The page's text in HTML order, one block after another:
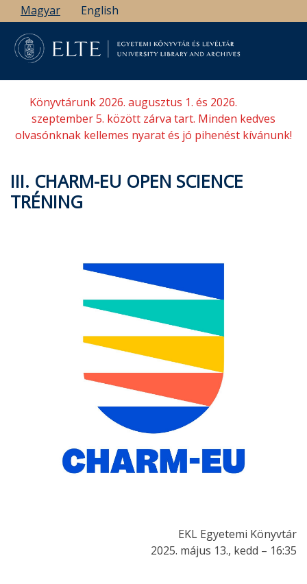
Ugrás
a
tartalomra
Magyar English
Könyvtárunk 2026. augusztus 1. és 2026.
szeptember 5. között zárva tart. Minden kedves
olvasónknak kellemes nyarat és jó pihenést kívánunk!
III. CHARM-EU OPEN SCIENCE
TRÉNING
EKL Egyetemi Könyvtár
2025. május 13., kedd – 16:35